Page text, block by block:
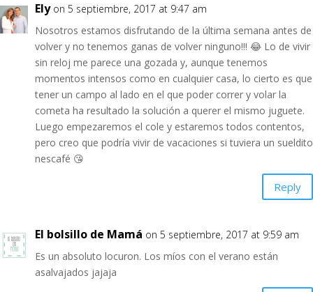
Ely on 5 septiembre, 2017 at 9:47 am
Nosotros estamos disfrutando de la última semana antes de
volver y no tenemos ganas de volver ninguno!!! 😂 Lo de vivir
sin reloj me parece una gozada y, aunque tenemos
momentos intensos como en cualquier casa, lo cierto es que
tener un campo al lado en el que poder correr y volar la
cometa ha resultado la solución a querer el mismo juguete.
Luego empezaremos el cole y estaremos todos contentos,
pero creo que podría vivir de vacaciones si tuviera un sueldito
nescafé 😘
Reply
El bolsillo de Mamá on 5 septiembre, 2017 at 9:59 am
Es un absoluto locuron. Los míos con el verano están
asalvajados jajaja